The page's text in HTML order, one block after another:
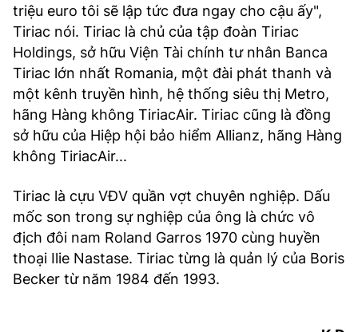
triệu euro tôi sẽ lập tức đưa ngay cho cậu ấy",
Tiriac nói. Tiriac là chủ của tập đoàn Tiriac
Holdings, sở hữu Viện Tài chính tư nhân Banca
Tiriac lớn nhất Romania, một đài phát thanh và
một kênh truyền hình, hệ thống siêu thị Metro,
hãng Hàng không TiriacAir. Tiriac cũng là đồng
sở hữu của Hiệp hội bảo hiểm Allianz, hãng Hàng
không TiriacAir...
Tiriac là cựu VĐV quần vợt chuyên nghiệp. Dấu
mốc son trong sự nghiệp của ông là chức vô
địch đôi nam Roland Garros 1970 cùng huyền
thoại Ilie Nastase. Tiriac từng là quản lý của Boris
Becker từ năm 1984 đến 1993.